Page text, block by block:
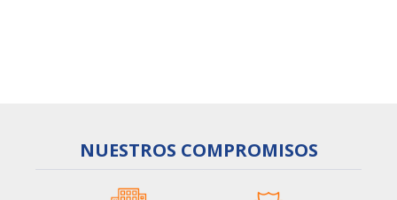
NUESTROS COMPROMISOS